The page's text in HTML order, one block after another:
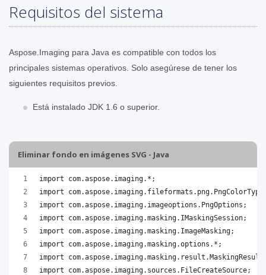
Requisitos del sistema
Aspose.Imaging para Java es compatible con todos los
principales sistemas operativos. Solo asegúrese de tener los
siguientes requisitos previos.
Está instalado JDK 1.6 o superior.
Eliminar fondo en imágenes SVG - Java